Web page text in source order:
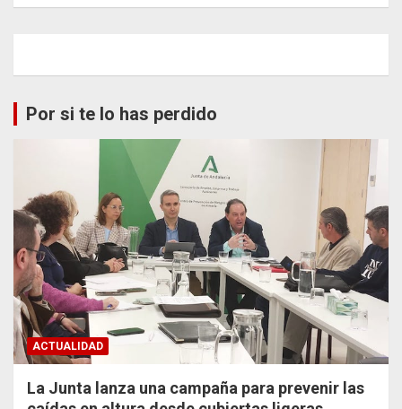
Por si te lo has perdido
ACTUALIDAD
La Junta lanza una campaña para prevenir las